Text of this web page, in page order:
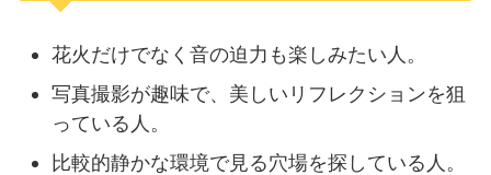
花火だけでなく音の迫力も楽しみたい人。
写真撮影が趣味で、美しいリフレクションを狙
っている人。
比較的静かな環境で見る穴場を探している人。